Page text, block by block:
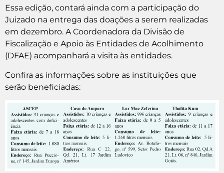
Essa edição, contará ainda com a participação do
Juizado na entrega das doações a serem realizadas
em dezembro. A Coordenadora da Divisão de
Fiscalização e Apoio às Entidades de Acolhimento
(DFAE) acompanhará a visita às entidades.
Confira as informações sobre as instituições que
serão beneficiadas: